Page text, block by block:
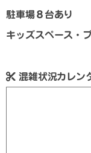
駐車場８台あり
キッズスペース・
混雑状況カレン